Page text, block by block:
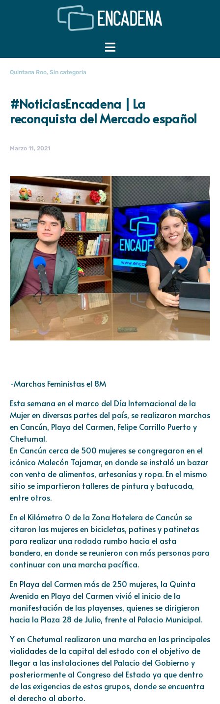
Quintana Roo, Sin categoría
#NoticiasEncadena | La
reconquista del Mercado español
Marzo 11, 2021
-Marchas Feministas el 8M
Esta semana en el marco del Día Internacional de la
Mujer en diversas partes del país, se realizaron marchas
en Cancún, Playa del Carmen, Felipe Carrillo Puerto y
Chetumal.
En Cancún cerca de 500 mujeres se congregaron en el
icónico Malecón Tajamar, en donde se instaló un bazar
con venta de alimentos, artesanías y ropa. En el mismo
sitio se impartieron talleres de pintura y batucada,
entre otros.
En el Kilómetro 0 de la Zona Hotelera de Cancún se
citaron las mujeres en bicicletas, patines y patinetas
para realizar una rodada rumbo hacia el asta
bandera, en donde se reunieron con más personas para
continuar con una marcha pacífica.
En Playa del Carmen más de 250 mujeres, la Quinta
Avenida en Playa del Carmen vivió el inicio de la
manifestación de las playenses, quienes se dirigieron
hacia la Plaza 28 de Julio, frente al Palacio Municipal.
Y en Chetumal realizaron una marcha en las principales
vialidades de la capital del estado con el objetivo de
llegar a las instalaciones del Palacio del Gobierno y
posteriormente al Congreso del Estado ya que dentro
de las exigencias de estos grupos, donde se encuentra
el derecho al aborto.